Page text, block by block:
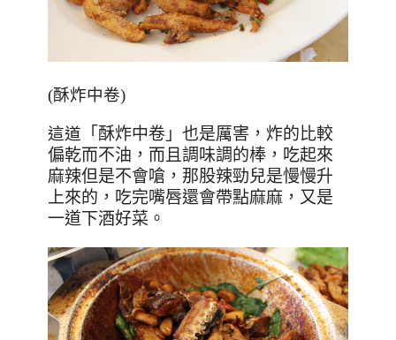
(酥炸中卷)
這道 「 酥炸中卷 」也是厲害，炸的比較
偏乾而不油，而且調味調的棒，吃起來
麻辣但是不會嗆，那股辣勁兒是慢慢升
上來的，吃完嘴唇還會帶點麻麻，又是
一道下酒好菜。